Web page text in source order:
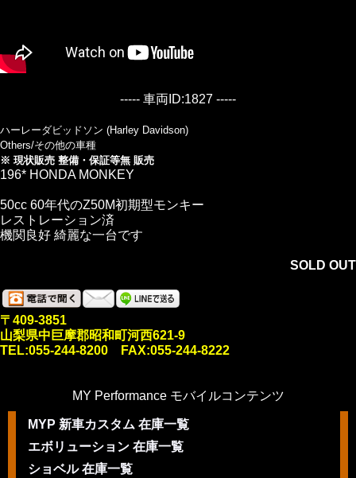
----- 車両ID:1827 -----
ハーレーダビッドソン (Harley Davidson)
Others/その他の車種
※ 現状販売 整備・保証等無 販売
196* HONDA MONKEY
50cc 60年代のZ50M初期型モンキー
レストレーション済
機関良好 綺麗な一台です
SOLD OUT
〒409-3851
山梨県中巨摩郡昭和町河西621-9
TEL:055-244-8200 FAX:055-244-8222
MY Performance モバイルコンテンツ
MYP 新車カスタム 在庫一覧
エボリューション 在庫一覧
ショベル 在庫一覧